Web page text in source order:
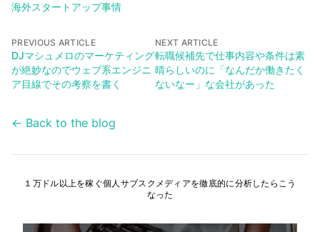
海外スタートアップ事情
PREVIOUS ARTICLE
DJマシュメロのマーケティング
が絶妙なのでウェブ系エンジニ
ア目線でその考察を書く
NEXT ARTICLE
転職候補先で仕事内容や条件は素
晴らしいのに「なんだか働きたく
ないなー」な会社があった
← Back to the blog
１万ドル以上を稼ぐ個人サブスクメディアを徹底的に分析したらこう
なった